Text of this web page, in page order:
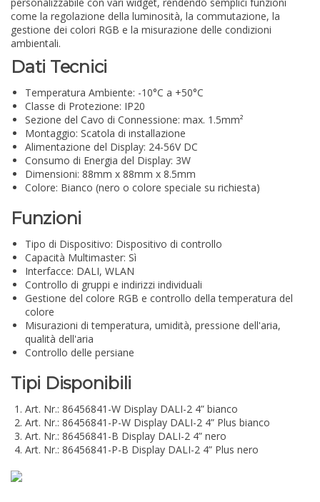
come la regolazione della luminosità, la commutazione, la
gestione dei colori RGB e la misurazione delle condizioni
ambientali.
Dati Tecnici
Temperatura Ambiente: -10°C a +50°C
Classe di Protezione: IP20
Sezione del Cavo di Connessione: max. 1.5mm²
Montaggio: Scatola di installazione
Alimentazione del Display: 24-56V DC
Consumo di Energia del Display: 3W
Dimensioni: 88mm x 88mm x 8.5mm
Colore: Bianco (nero o colore speciale su richiesta)
Funzioni
Tipo di Dispositivo: Dispositivo di controllo
Capacità Multimaster: Sì
Interfacce: DALI, WLAN
Controllo di gruppi e indirizzi individuali
Gestione del colore RGB e controllo della temperatura del
colore
Misurazioni di temperatura, umidità, pressione dell'aria,
qualità dell'aria
Controllo delle persiane
Tipi Disponibili
Art. Nr.: 86456841-W Display DALI-2 4” bianco
Art. Nr.: 86456841-P-W Display DALI-2 4” Plus bianco
Art. Nr.: 86456841-B Display DALI-2 4” nero
Art. Nr.: 86456841-P-B Display DALI-2 4” Plus nero